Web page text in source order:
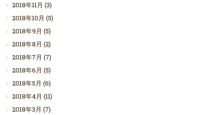
2018年11月 (3)
2018年10月 (5)
2018年9月 (5)
2018年8月 (2)
2018年7月 (7)
2018年6月 (5)
2018年5月 (6)
2018年4月 (11)
2018年3月 (7)